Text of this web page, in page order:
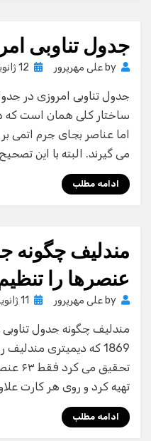
جدول تناوبی
by علی مهرپرور
Posted
12 ژانویه , 2012
جدول تناوبی امروزی در
ساختار کلی همان است
اما عناصر بجای جرم اتمی
می گیرند. البته با این
ادامه مطلب
مندلیف چگونه
عنصرها را
by علی مهرپرور
Posted
11 ژانویه , 2012
مندلیف چگونه جدول
1869 که دیمیتری
تهیه کرد و روی هر کارت
ادامه مطلب